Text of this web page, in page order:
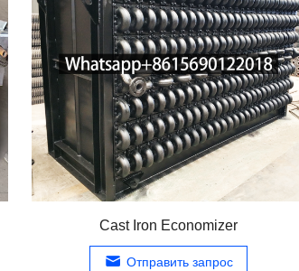
Cast Iron Economizer
Отправить запрос